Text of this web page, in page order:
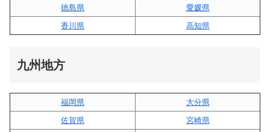
徳島県
愛媛県
香川県
高知県
九州地方
福岡県
大分県
佐賀県
宮崎県